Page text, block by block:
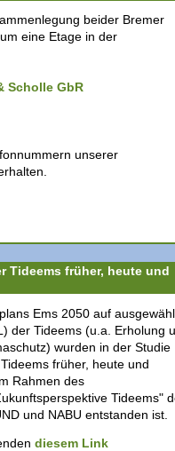
beider Bremer
eine Etage in der
Scholle GbR
unserer
Tideems früher, heute und
Ems 2050 auf
der Tideems (u.a. Erholung
wurden in der Studie
früher, heute und
Rahmen des
Tideems"
und NABU entstanden ist.
diesem Link